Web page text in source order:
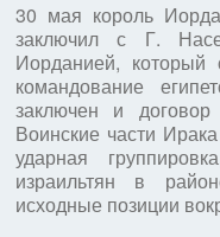
30 мая король
заключил с Г.
Иорданией,
командование
заключен и
Воинские части
ударная
израильтян в
исходные позиции